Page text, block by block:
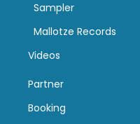
Sampler
Mallotze Records
Videos
Partner
Booking